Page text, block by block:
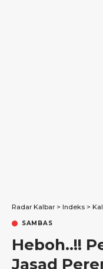
Radar Kalbar > Indeks >
SAMBAS
Heboh..!!
Jasad